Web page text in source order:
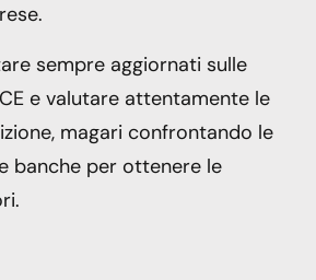
sempre aggiornati sulle
e valutare attentamente le
magari confrontando le
banche per ottenere le